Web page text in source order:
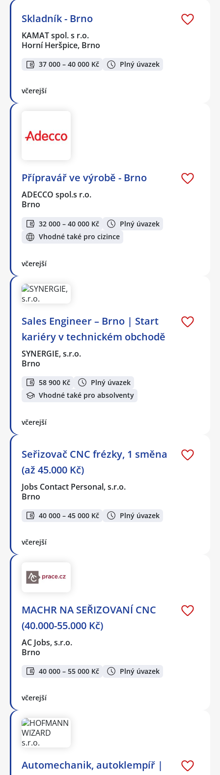
Skladník - Brno
KAMAT spol. s r.o.
Horní Heršpice, Brno
37 000 – 40 000 Kč Plný úvazek
včerejší
Přípravář ve výrobě - Brno
ADECCO spol.s r.o.
Brno
32 000 – 40 000 Kč
Plný úvazek
Vhodné také pro cizince
včerejší
Sales Engineer – Brno | Start
kariéry v technickém obchodě
SYNERGIE, s.r.o.
Brno
58 900 Kč
Plný úvazek
Vhodné také pro absolventy
včerejší
Seřizovač CNC frézky, 1 směna
(až 45.000 Kč)
Jobs Contact Personal, s.r.o.
Brno
40 000 – 45 000 Kč Plný úvazek
včerejší
MACHR NA SEŘIZOVANÍ CNC
(40.000-55.000 Kč)
AC Jobs, s.r.o.
Brno
40 000 – 55 000 Kč Plný úvazek
včerejší
Automechanik, autoklempíř |